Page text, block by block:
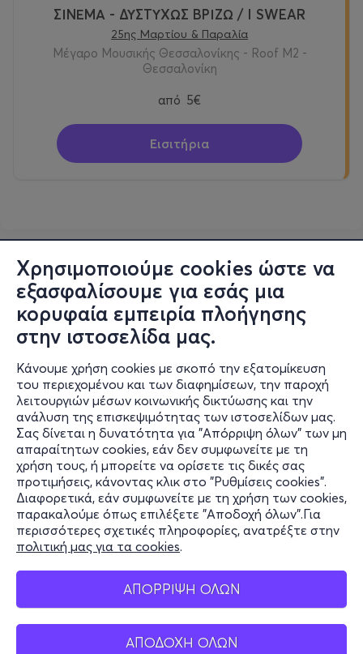
Χρησιμοποιούμε cookies ώστε να
εξασφαλίσουμε για εσάς μια
κορυφαία εμπειρία πλοήγησης
στην ιστοσελίδα μας.
Κάνουμε χρήση cookies με σκοπό την εξατομίκευση
του περιεχομένου και των διαφημίσεων, την παροχή
λειτουργιών μέσων κοινωνικής δικτύωσης και την
ανάλυση της επισκεψιμότητας των ιστοσελίδων μας.
Σας δίνεται η δυνατότητα για "Απόρριψη όλων" των μη
απαραίτητων cookies, εάν δεν συμφωνείτε με τη
χρήση τους, ή μπορείτε να ορίσετε τις δικές σας
προτιμήσεις, κάνοντας κλικ στο "Ρυθμίσεις cookies".
Διαφορετικά, εάν συμφωνείτε με τη χρήση των cookies,
παρακαλούμε όπως επιλέξετε "Αποδοχή όλων".Για
περισσότερες σχετικές πληροφορίες, ανατρέξτε στην
πολιτική μας για τα cookies.
ΑΠΟΡΡΙΨΗ ΟΛΩΝ
ΑΠΟΔΟΧΗ ΟΛΩΝ
ΣΙΝΕΜΑ - ΔΥΣΤΥΧΩΣ ΒΡΙΖΩ / I SWEAR
25ης Μαρτίου & Παραλία
Μέγαρο Μουσικής Θεσσαλονίκης - Roof M2 -
Θεσσαλονίκη
από 5€
Εισιτήρια
Πληροφορίες
Υποστήριξη
Stay Connected
Mobile app